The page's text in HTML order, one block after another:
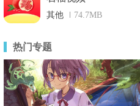
其他 74.7MB
热门专题